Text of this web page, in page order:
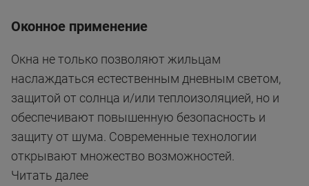
Оконное применение
Окна не только позволяют жильцам
наслаждаться естественным дневным светом,
защитой от солнца и/или теплоизоляцией, но и
обеспечивают повышенную безопасность и
защиту от шума. Современные технологии
открывают множество возможностей.
Читать далее